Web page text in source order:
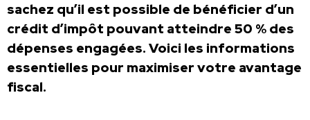
sachez qu’il est possible de bénéficier d’un
crédit d’impôt pouvant atteindre 50 % des
dépenses engagées. Voici les informations
essentielles pour maximiser votre avantage
fiscal.